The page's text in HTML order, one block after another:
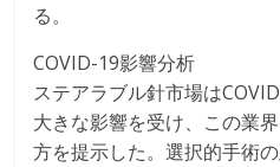
る。
COVID-19影響分析
ステアラブル針市場は
大きな影響を受け、この業
方を提示した。選択的手術